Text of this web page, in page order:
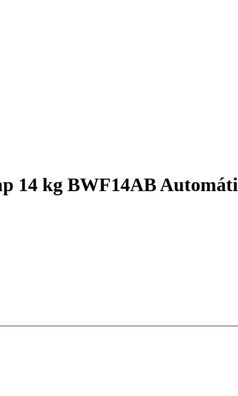
14 kg BWF14AB